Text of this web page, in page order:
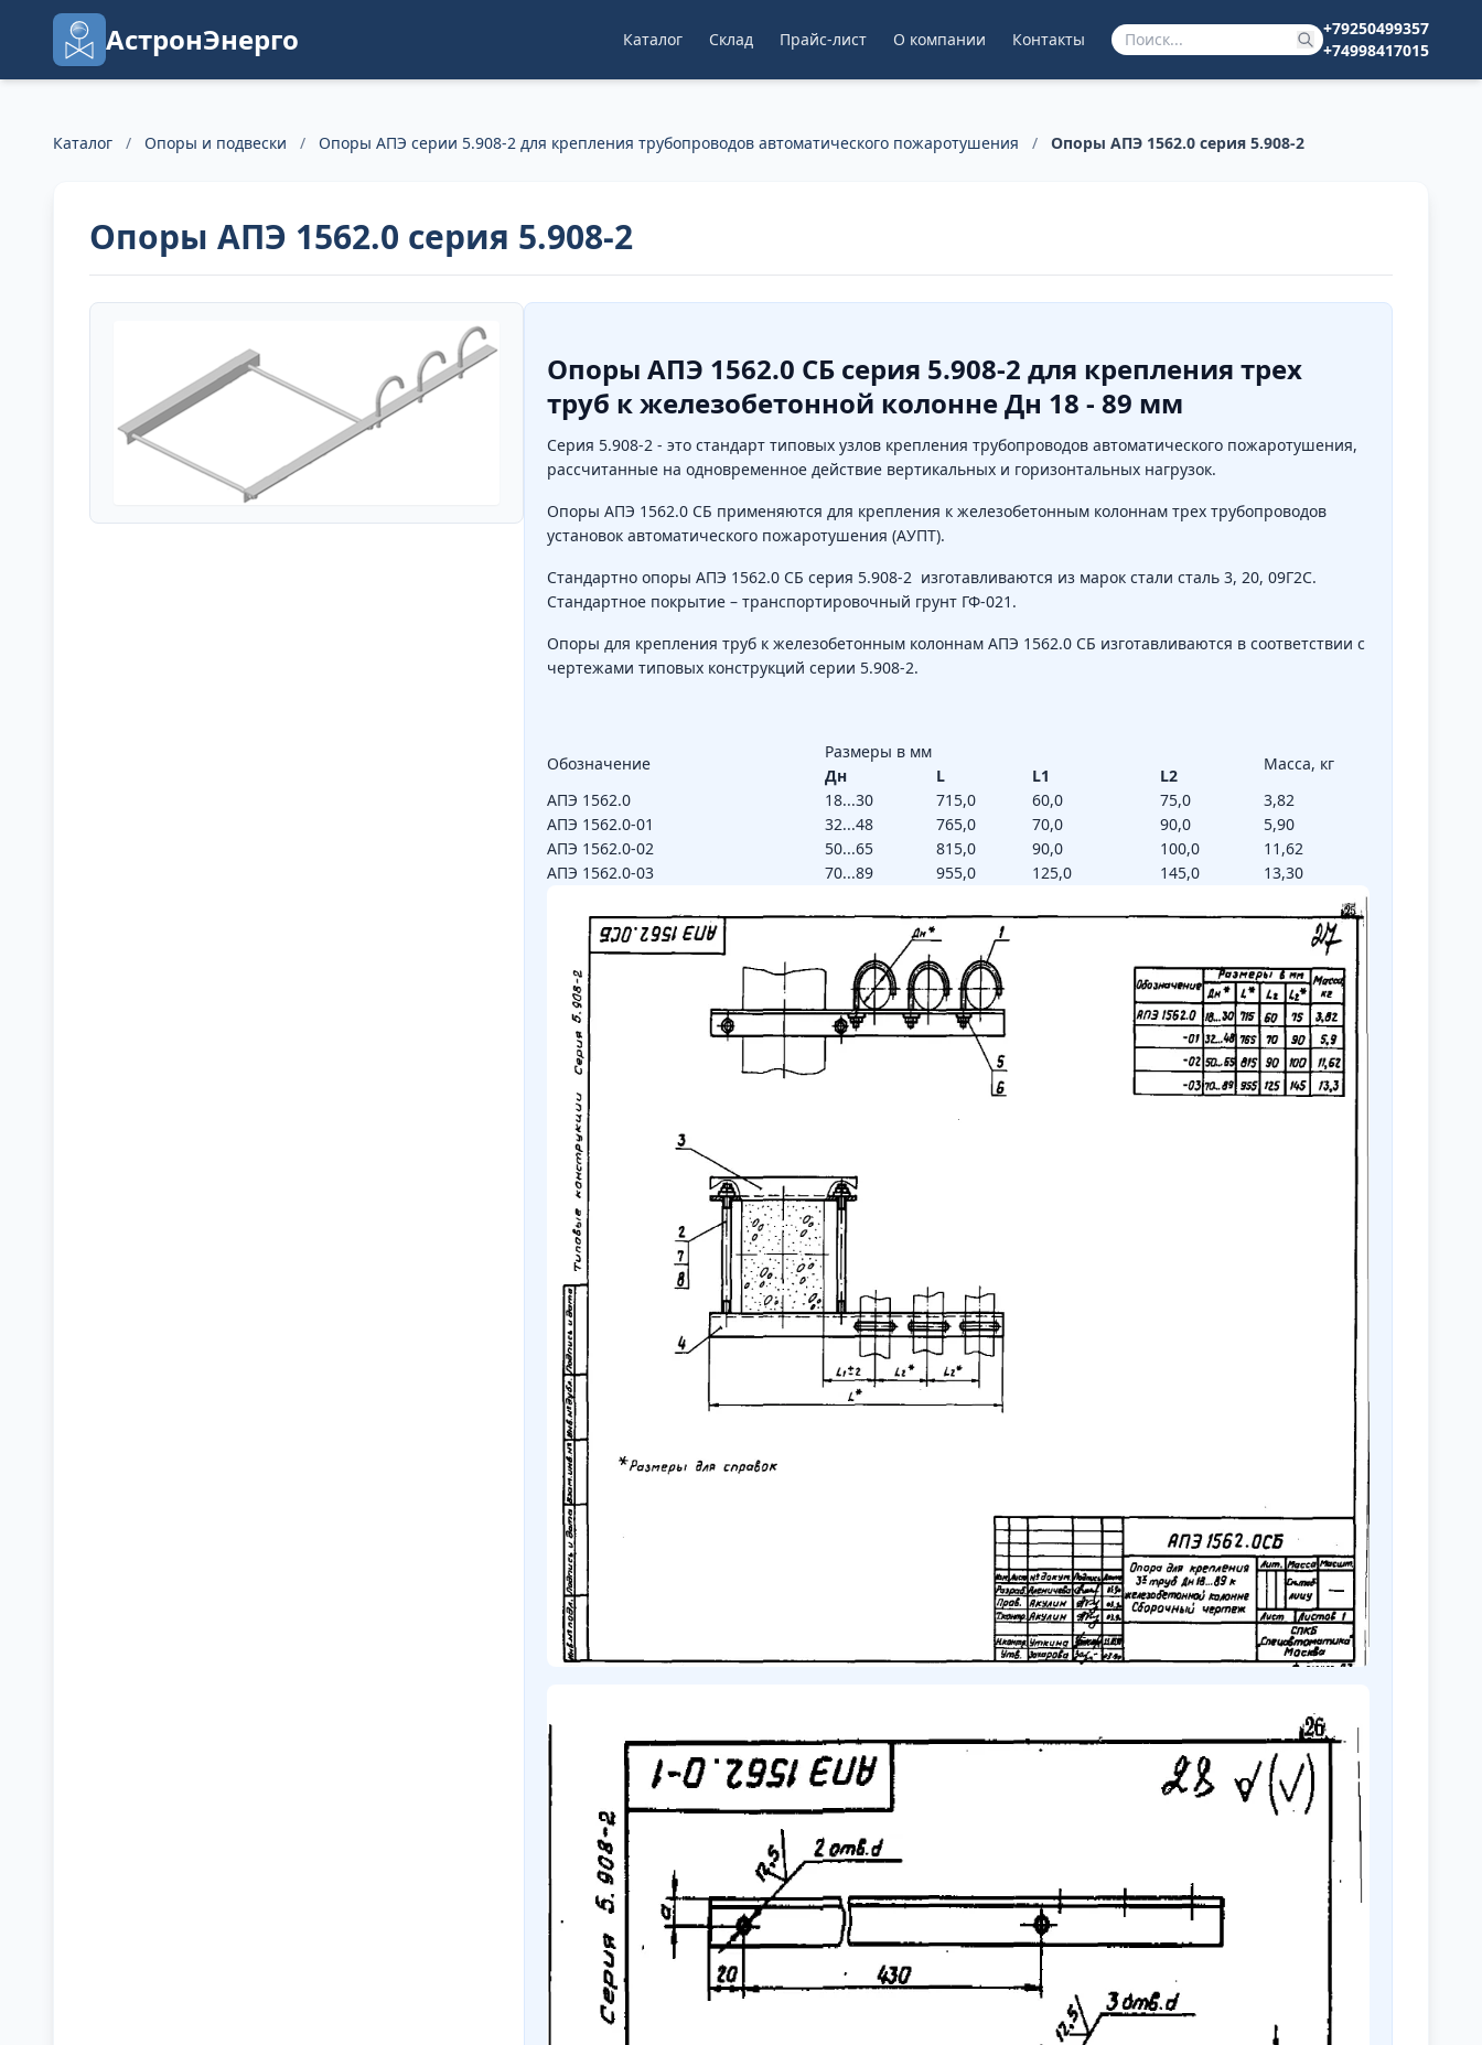
АстронЭнерго Каталог Склад Прайс-лист О компании Контакты
+79250499357
+74998417015
Каталог / Опоры и подвески / Опоры АПЭ серии 5.908-2 для крепления трубопроводов автоматического пожаротушения / Опоры АПЭ 1562.0 серия 5.908-2
Опоры АПЭ 1562.0 серия 5.908-2
Опоры АПЭ 1562.0 СБ серия 5.908-2 для крепления трех
труб к железобетонной колонне Дн 18 - 89 мм
Серия 5.908-2 - это стандарт типовых узлов крепления трубопроводов автоматического пожаротушения,
рассчитанные на одновременное действие вертикальных и горизонтальных нагрузок.
Опоры АПЭ 1562.0 СБ применяются для крепления к железобетонным колоннам трех трубопроводов
установок автоматического пожаротушения (АУПТ).
Стандартно опоры АПЭ 1562.0 СБ серия 5.908-2 изготавливаются из марок стали сталь 3, 20, 09Г2С.
Стандартное покрытие – транспортировочный грунт ГФ-021.
Опоры для крепления труб к железобетонным колоннам АПЭ 1562.0 СБ изготавливаются в соответствии с
чертежами типовых конструкций серии 5.908-2.
Обозначение
Размеры в мм
Масса, кг
Дн L L1
L2
АПЭ 1562.0
18...30 715,0 60,0 75,0
3,82
АПЭ 1562.0-01
32...48 765,0 70,0 90,0
5,90
АПЭ 1562.0-02
50...65 815,0 90,0 100,0
11,62
АПЭ 1562.0-03
70...89 955,0 125,0 145,0 13,30